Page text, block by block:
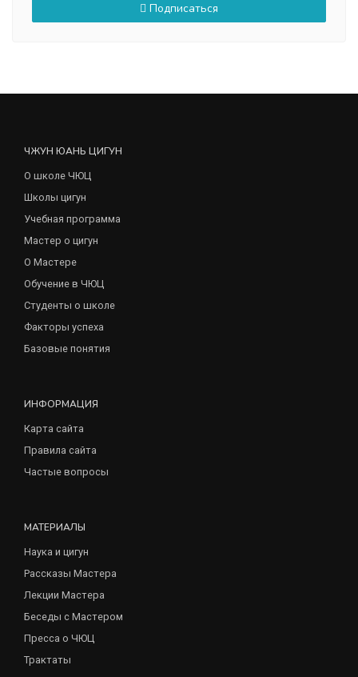
Подписаться
ЧЖУН ЮАНЬ ЦИГУН
О школе ЧЮЦ
Школы цигун
Учебная программа
Мастер о цигун
О Мастере
Обучение в ЧЮЦ
Студенты о школе
Факторы успеха
Базовые понятия
ИНФОРМАЦИЯ
Карта сайта
Правила сайта
Частые вопросы
МАТЕРИАЛЫ
Наука и цигун
Рассказы Мастера
Лекции Мастера
Беседы с Мастером
Пресса о ЧЮЦ
Трактаты